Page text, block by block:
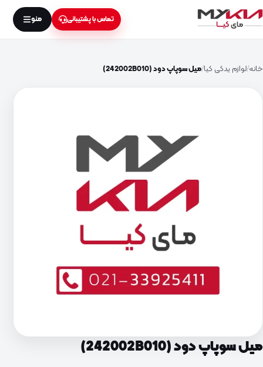
تماس با پشتیبانی منو
خانه لوازم یدکی کیا میل سوپاپ دود (242002B010)
میل سوپاپ دود (242002B010)